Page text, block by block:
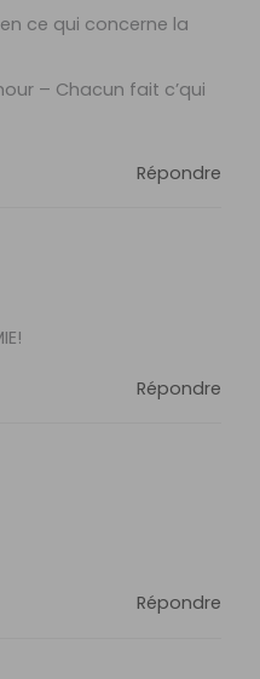
ce qui concerne la
– Chacun fait c’qui
Répondre
Répondre
Répondre